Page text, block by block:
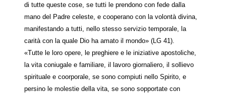
di tutte queste cose, se tutti le prendono con fede dalla
mano del Padre celeste, e cooperano con la volontà divina,
manifestando a tutti, nello stesso servizio temporale, la
carità con la quale Dio ha amato il mondo» (LG 41).
«Tutte le loro opere, le preghiere e le iniziative apostoliche,
la vita coniugale e familiare, il lavoro giornaliero, il sollievo
spirituale e coorporale, se sono compiuti nello Spirito, e
persino le molestie della vita, se sono sopportate con